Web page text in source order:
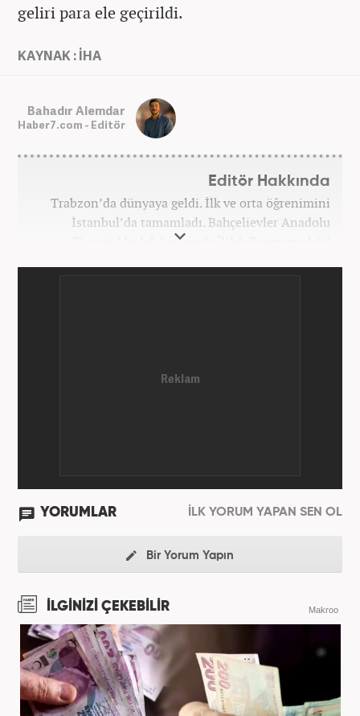
geliri para ele geçirildi.
KAYNAK : İHA
Bahadır Alemdar
Haber7.com - Editör
Editör Hakkında
Trabzon’da dünyaya geldi. İlk ve orta öğrenimini
İstanbul’da tamamladı. Bahçelievler Anadolu
Ticaret Meslek Lisesinde ‘Web Programcılığı’
ve teknoloji kategorilerinde birçok haber ve
YORUMLAR İLK YORUM YAPAN SEN OL
Bir Yorum Yapın
İLGİNİZİ ÇEKEBİLİR Makroo